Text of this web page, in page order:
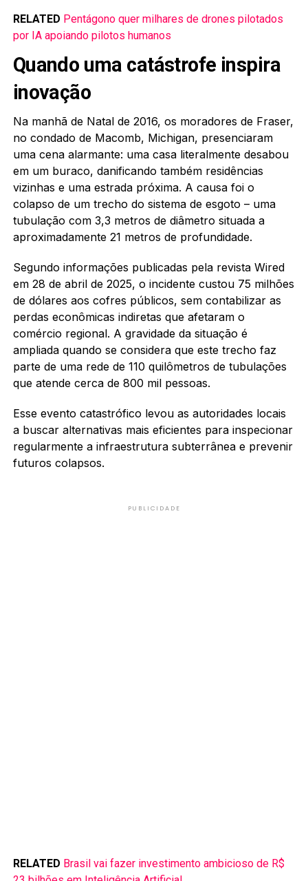
RELATED Pentágono quer milhares de drones pilotados
por IA apoiando pilotos humanos
Quando uma catástrofe inspira
inovação
Na manhã de Natal de 2016, os moradores de Fraser,
no condado de Macomb, Michigan, presenciaram
uma cena alarmante: uma casa literalmente desabou
em um buraco, danificando também residências
vizinhas e uma estrada próxima. A causa foi o
colapso de um trecho do sistema de esgoto – uma
tubulação com 3,3 metros de diâmetro situada a
aproximadamente 21 metros de profundidade.
Segundo informações publicadas pela revista Wired
em 28 de abril de 2025, o incidente custou 75 milhões
de dólares aos cofres públicos, sem contabilizar as
perdas econômicas indiretas que afetaram o
comércio regional. A gravidade da situação é
ampliada quando se considera que este trecho faz
parte de uma rede de 110 quilômetros de tubulações
que atende cerca de 800 mil pessoas.
Esse evento catastrófico levou as autoridades locais
a buscar alternativas mais eficientes para inspecionar
regularmente a infraestrutura subterrânea e prevenir
futuros colapsos.
PUBLICIDADE
RELATED Brasil vai fazer investimento ambicioso de R$